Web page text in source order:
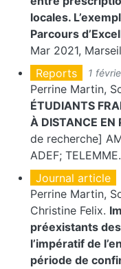
locales.
Parcours
Mar 2021,
Reports
1
Perrine Martin,
ÉTUDIANTS
À DISTANCE EN
de recherche]
ADEF;
Journal article
Perrine Martin,
Christine Felix.
préexistants
l’impératif de
période de